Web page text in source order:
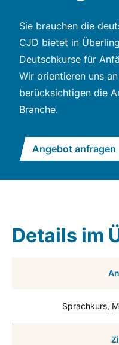
Sie brauchen die
CJD bietet in
Deutschkurse für
Wir orientieren uns
berücksichtigen die
Branche.
Angebot anfragen
Details im
Sprachkurs